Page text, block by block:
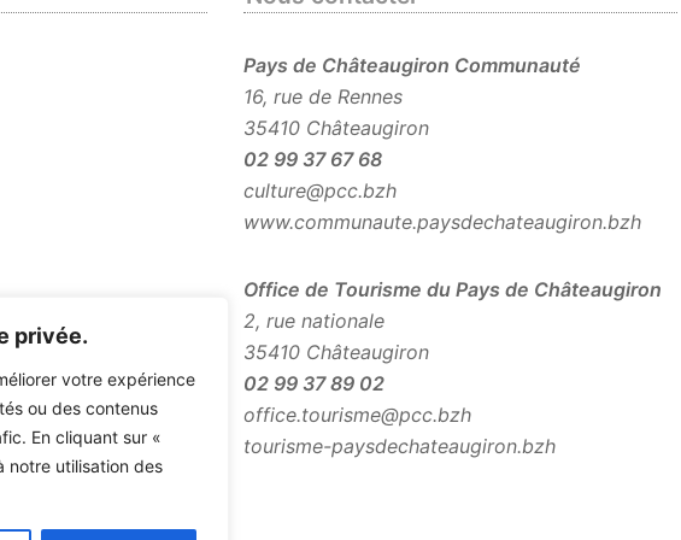
privée.
votre expérience
ou des contenus
En cliquant sur «
notre utilisation des
Pays de Châteaugiron Communauté
16, rue de Rennes
35410 Châteaugiron
02 99 37 67 68
culture@pcc.bzh
www.communaute.paysdechateaugiron.bzh
Office de Tourisme du Pays de Châteaugiron
2, rue nationale
35410 Châteaugiron
02 99 37 89 02
office.tourisme@pcc.bzh
tourisme-paysdechateaugiron.bzh